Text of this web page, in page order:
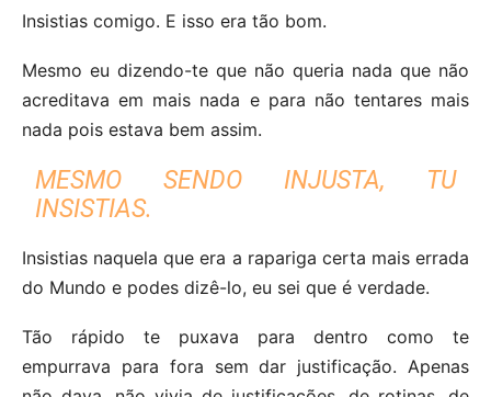
Insistias comigo. E isso era tão bom.
Mesmo eu dizendo-te que não queria nada que não
acreditava em mais nada e para não tentares mais
nada pois estava bem assim.
MESMO SENDO INJUSTA, TU
INSISTIAS.
Insistias naquela que era a rapariga certa mais errada
do Mundo e podes dizê-lo, eu sei que é verdade.
Tão rápido te puxava para dentro como te
empurrava para fora sem dar justificação. Apenas